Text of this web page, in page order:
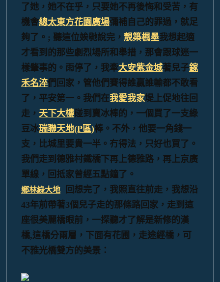
了她，她不在乎，只要她不再後悔和受苦，有
機會總太東方花園廣場彌補自己的罪過，就足
夠了。; 聽這位娭毑說完， 靚築楓墨我想起適
才看到的那些劇烈場所和舉措，那會跟球迷一
樣肇事的。雨停了，我牽大安紫金城著兒子鎵
禾名淬們回家，管他們賽得誰贏誰輸都不敢看
了，平安第一。我們在我愛我家堤上促地往回
走， 天下大樓碰到賣冰棒的，一個買了一支綠
豆冰瑞聯天地(P區)棒。不外，他要一角錢一
支，比城里要貴一半。冇得法，只好也買了。
我們走到德雅村鐵橋下再上德雅路，再上京廣
單線，回抵家曾經五點鐘了。
鄉林綠大地 回想完了，我照直往前走，我想沿
43年前帶著3個兒子走的那條路回家， 走到這
座很美麗橋眼前，一探聽才了解是新修的漢
橋,這橋分兩層，下面有花圃，走途經橋，可
不雅光橋雙方的美景：